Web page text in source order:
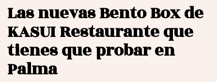
Las nuevas Bento Box de
KASUI Restaurante que
tienes que probar en
Palma